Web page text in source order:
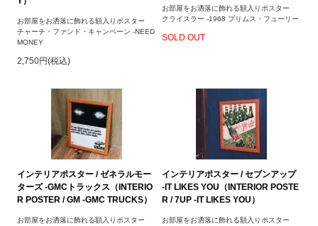
お部屋をお洒落に飾れる額入りポスター
チャーチ・ファンド・キャンペーン -NEED
MONEY
2,750円(税込)
お部屋をお洒落に飾れる額入りポスター
クライスラー -1968 プリムス・フューリー
SOLD OUT
インテリアポスター / ゼネラルモー
ターズ -GMCトラックス（INTERIO
R POSTER / GM -GMC TRUCKS）
お部屋をお洒落に飾れる額入りポスター
インテリアポスター / セブンアップ
-IT LIKES YOU（INTERIOR POSTE
R / 7UP -IT LIKES YOU）
お部屋をお洒落に飾れる額入りポスター